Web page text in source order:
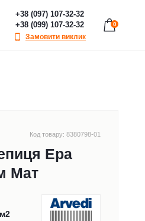
+38 (097) 107-32-32
+38 (099) 107-32-32
Замовити виклик
0
Код товару: 8380798-01
Ера
Мат